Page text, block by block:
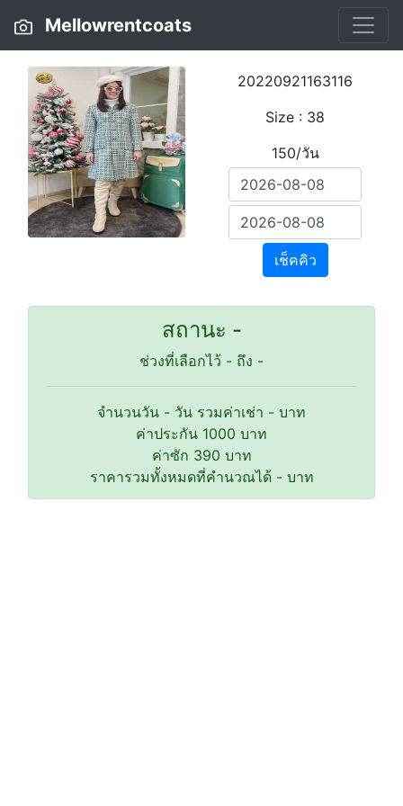
Mellowrentcoats
20220921163116
Size : 38
150/วัน
เช็คคิว
สถานะ -
ช่วงที่เลือกไว้ - ถึง -
จำนวนวัน - วัน รวมค่าเช่า - บาท
ค่าประกัน 1000 บาท
ค่าซัก 390 บาท
ราคารวมทั้งหมดที่คำนวณได้ -บาท